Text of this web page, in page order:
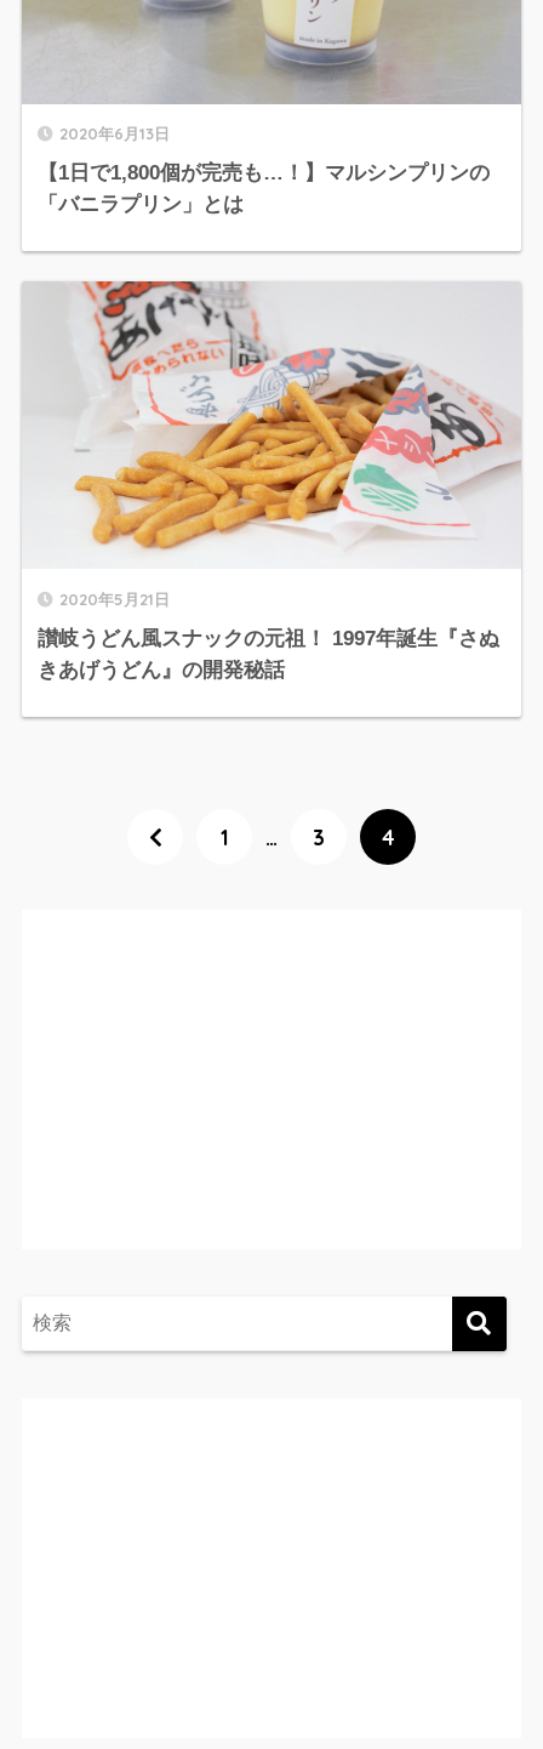
2020年6月13日
【1日で1,800個が完売も…！】マルシンプリンの
「バニラプリン」とは
2020年5月21日
讃岐うどん風スナックの元祖！ 1997年誕生『さぬ
きあげうどん』の開発秘話
1 … 3 4